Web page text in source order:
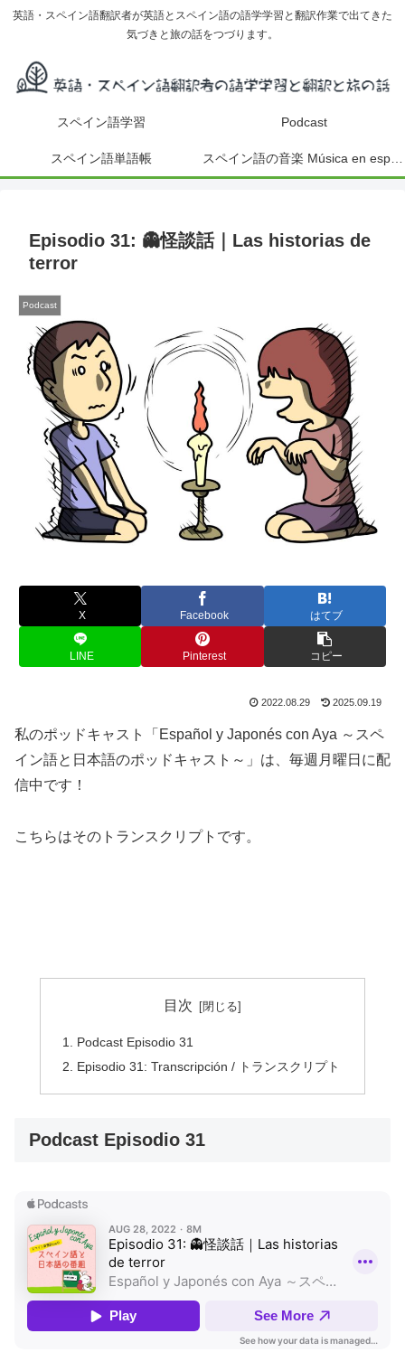
英語・スペイン語翻訳者が英語とスペイン語の語学学習と翻訳作業で出てきた
気づきと旅の話をつづります。
スペイン語学習 Podcast
スペイン語単語帳
Episodio 31: 👻怪談話｜Las historias de
terror
Podcast
X Facebook はてブ
LINE Pinterest コピー
2022.08.29 2025.09.19
私のポッドキャスト「Español y Japonés con Aya ～スペ
イン語と日本語のポッドキャスト～」は、毎週月曜日に配
信中です！
こちらはそのトランスクリプトです。
目次
Podcast Episodio 31
Episodio 31: Transcripción / トランスクリプト
Podcast Episodio 31